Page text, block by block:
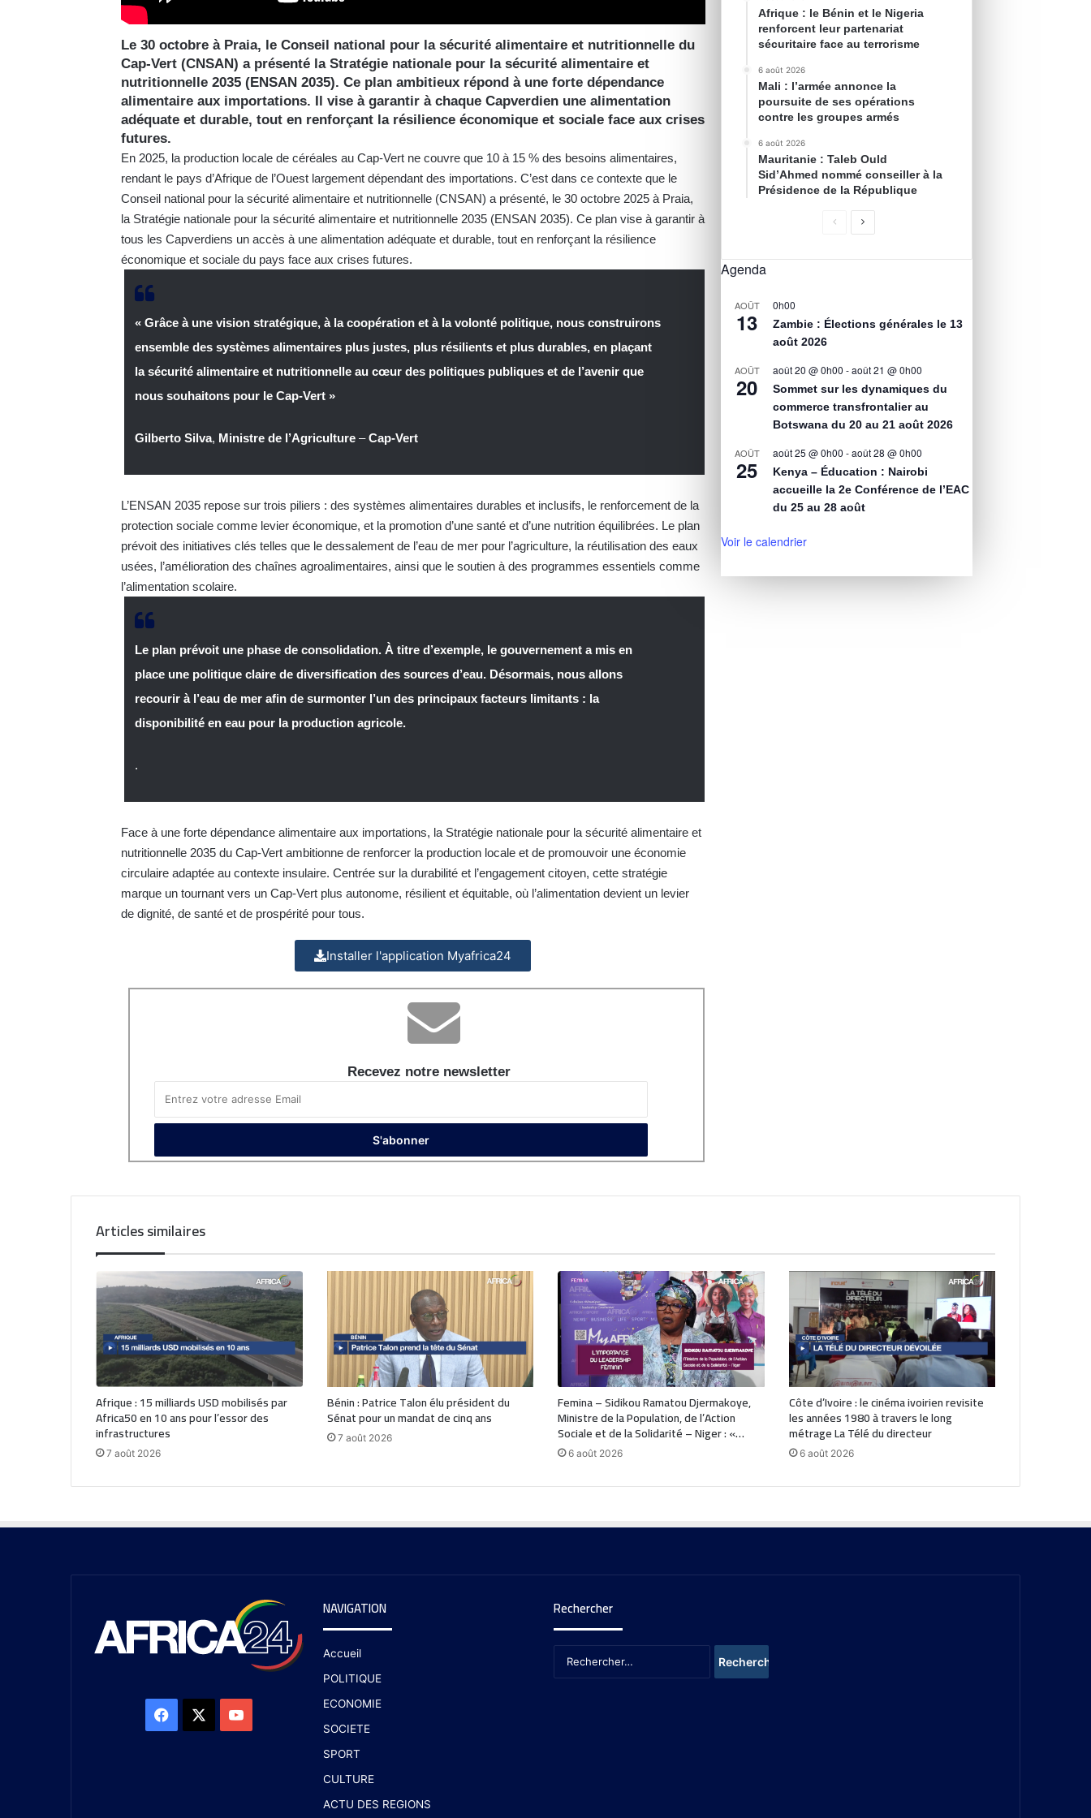
Le 30 octobre à Praia, le Conseil national pour la sécurité alimentaire et nutritionnelle du
Cap-Vert (CNSAN) a présenté la Stratégie nationale pour la sécurité alimentaire et
nutritionnelle 2035 (ENSAN 2035). Ce plan ambitieux répond à une forte dépendance
alimentaire aux importations. Il vise à garantir à chaque Capverdien une alimentation
adéquate et durable, tout en renforçant la résilience économique et sociale face aux crises
futures.
En 2025, la production locale de céréales au Cap-Vert ne couvre que 10 à 15 % des besoins alimentaires,
rendant le pays d’Afrique de l’Ouest largement dépendant des importations. C’est dans ce contexte que le
Conseil national pour la sécurité alimentaire et nutritionnelle (CNSAN) a présenté, le 30 octobre 2025 à Praia,
la Stratégie nationale pour la sécurité alimentaire et nutritionnelle 2035 (ENSAN 2035). Ce plan vise à garantir à
tous les Capverdiens un accès à une alimentation adéquate et durable, tout en renforçant la résilience
économique et sociale du pays face aux crises futures.
« Grâce à une vision stratégique, à la coopération et à la volonté politique, nous construirons
ensemble des systèmes alimentaires plus justes, plus résilients et plus durables, en plaçant
la sécurité alimentaire et nutritionnelle au cœur des politiques publiques et de l’avenir que
nous souhaitons pour le Cap-Vert »
Gilberto Silva, Ministre de l’Agriculture –Cap-Vert
L’ENSAN 2035 repose sur trois piliers : des systèmes alimentaires durables et inclusifs, le renforcement de la
protection sociale comme levier économique, et la promotion d’une santé et d’une nutrition équilibrées. Le plan
prévoit des initiatives clés telles que le dessalement de l’eau de mer pour l’agriculture, la réutilisation des eaux
usées, l’amélioration des chaînes agroalimentaires, ainsi que le soutien à des programmes essentiels comme
l’alimentation scolaire.
Le plan prévoit une phase de consolidation. À titre d’exemple, le gouvernement a mis en
place une politique claire de diversification des sources d’eau. Désormais, nous allons
recourir à l’eau de mer afin de surmonter l’un des principaux facteurs limitants : la
disponibilité en eau pour la production agricole.
.
Face à une forte dépendance alimentaire aux importations, la Stratégie nationale pour la sécurité alimentaire et
nutritionnelle 2035 du Cap-Vert ambitionne de renforcer la production locale et de promouvoir une économie
circulaire adaptée au contexte insulaire. Centrée sur la durabilité et l’engagement citoyen, cette stratégie
marque un tournant vers un Cap-Vert plus autonome, résilient et équitable, où l’alimentation devient un levier
de dignité, de santé et de prospérité pour tous.
Installer l'application Myafrica24
Recevez notre newsletter
Afrique : le Bénin et le Nigeria
renforcent leur partenariat
sécuritaire face au terrorisme
6 août 2026
Mali : l’armée annonce la
poursuite de ses opérations
contre les groupes armés
6 août 2026
Mauritanie : Taleb Ould
Sid’Ahmed nommé conseiller à la
Présidence de la République
Agenda
AOÛT
13
0h00
Zambie : Élections générales le 13
août 2026
AOÛT
20
août 20 @ 0h00 -août 21 @ 0h00
Sommet sur les dynamiques du
commerce transfrontalier au
Botswana du 20 au 21 août 2026
AOÛT
25
août 25 @ 0h00 -août 28 @ 0h00
Kenya – Éducation : Nairobi
accueille la 2e Conférence de l’EAC
du 25 au 28 août
Voir le calendrier
Articles similaires
Afrique : 15 milliards USD mobilisés par
Africa50 en 10 ans pour l’essor des
infrastructures
7 août 2026
Bénin : Patrice Talon élu président du
Sénat pour un mandat de cinq ans
7 août 2026
Femina – Sidikou Ramatou Djermakoye,
Ministre de la Population, de l’Action
Sociale et de la Solidarité – Niger : «…
6 août 2026
Côte d’Ivoire : le cinéma ivoirien revisite
les années 1980 à travers le long
métrage La Télé du directeur
6 août 2026
NAVIGATION
Accueil
POLITIQUE
ECONOMIE
SOCIETE
SPORT
CULTURE
ACTU DES REGIONS
Rechercher